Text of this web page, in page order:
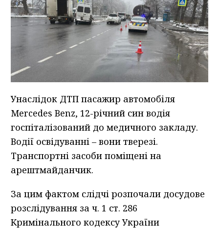
Унаслідок ДТП пасажир автомобіля
Mercedes Benz, 12-річний син водія
госпіталізований до медичного закладу.
Водії освідуванні – вони тверезі.
Транспортні засоби поміщені на
арештмайданчик.
За цим фактом слідчі розпочали досудове
розслідування за ч. 1 ст. 286
Кримінального кодексу України